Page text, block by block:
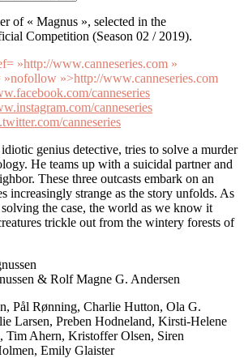
of « Magnus », selected in the
Competition (Season 02 / 2019).
»http://www.canneseries.com »
»>http://www.canneseries.com
canneseries
canneseries
canneseries
genius detective, tries to solve a murder
He teams up with a suicidal partner and
These three outcasts embark on an
increasingly strange as the story unfolds. As
the case, the world as we know it
trickle out from the wintery forests of
& Rolf Magne G. Andersen
Pål Rønning, Charlie Hutton, Ola G.
Larsen, Preben Hodneland, Kirsti-Helene
Tim Ahern, Kristoffer Olsen, Siren
Emily Glaister